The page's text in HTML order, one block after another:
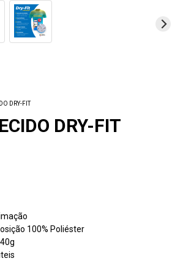
DRY-FIT
DRY-FIT
100% Poliéster